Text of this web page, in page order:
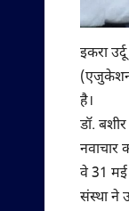
इकरा
है।
डॉ.
नवाचार
वे 31 मई
संस्था ने